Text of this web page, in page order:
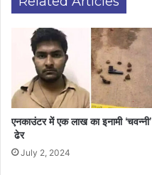
एनकाउंटर में एक लाख का इनामी ‘चवन्नी’
ढेर
July 2, 2024